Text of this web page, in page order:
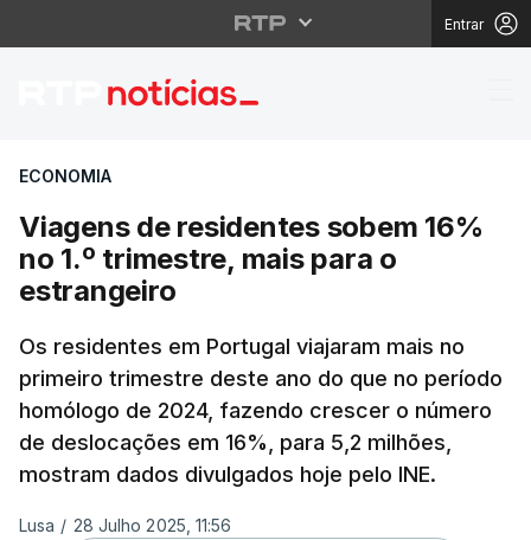
Entrar
Viagens de
ECONOMIA
Viagens de residentes sobem 16%
no 1.º trimestre, mais para o
estrangeiro
Os residentes em Portugal viajaram mais no
primeiro trimestre deste ano do que no período
homólogo de 2024, fazendo crescer o número
de deslocações em 16%, para 5,2 milhões,
mostram dados divulgados hoje pelo INE.
Lusa / 28 Julho 2025, 11:56